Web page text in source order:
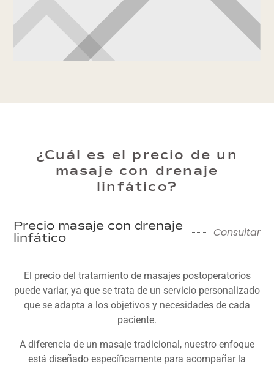
¿Cuál es el precio de un
masaje con drenaje
linfático?
Precio masaje con drenaje
linfático
Consultar
El precio del tratamiento de masajes postoperatorios
puede variar, ya que se trata de un servicio personalizado
que se adapta a los objetivos y necesidades de cada
paciente.
A diferencia de un masaje tradicional, nuestro enfoque
está diseñado específicamente para acompañar la